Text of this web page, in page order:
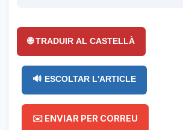
🌐 TRADUIR AL CASTELLÀ
🔊 ESCOLTAR L'ARTICLE
✉️ ENVIAR PER CORREU